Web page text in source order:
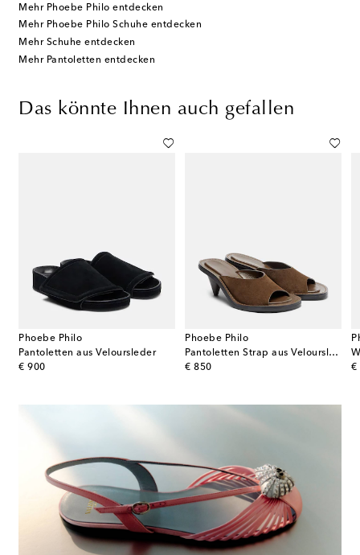
Mehr Phoebe Philo entdecken
Mehr Phoebe Philo Schuhe entdecken
Mehr Schuhe entdecken
Mehr Pantoletten entdecken
Das könnte Ihnen auch gefallen
Phoebe Philo
Pantoletten aus Veloursleder
€ 900
original price
Phoebe Philo
Pantoletten Strap aus Veloursleder
€ 850
original price €